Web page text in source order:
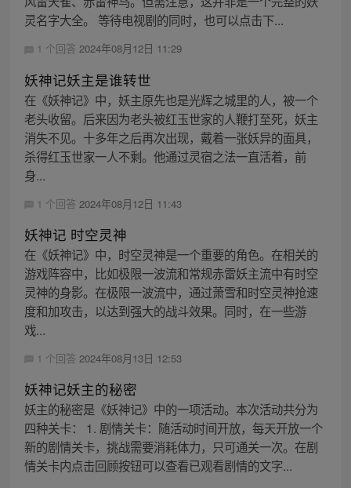
灵名字大全。 等待电视剧的同时，也可以点击下...
1 个回答 2024年08月12日 11:29
妖神记妖主是谁转世
在《妖神记》中，妖主原先也是光辉之城里的人，被一个
老头收留。后来因为老头被红玉世家的人鞭打至死，妖主
消失不见。十多年之后再次出现，戴着一张妖异的面具，
杀得红玉世家一人不剩。他通过灵宿之法一直活着，前
身...
1 个回答 2024年08月12日 11:43
妖神记 时空灵神
在《妖神记》中，时空灵神是一个重要的角色。在相关的
游戏阵容中，比如极限一波流和常规赤雷妖主流中有时空
灵神的身影。在极限一波流中，通过萧雪和时空灵神抢速
度和加攻击，以达到强大的战斗效果。同时，在一些游
戏...
1 个回答 2024年08月13日 12:53
妖神记妖主的秘密
妖主的秘密是《妖神记》中的一项活动。本次活动共分为
四种关卡： 1. 剧情关卡：随活动时间开放，每天开放一个
新的剧情关卡，挑战需要消耗体力，只可通关一次。在剧
情关卡内点击回顾按钮可以查看已观看剧情的文字...